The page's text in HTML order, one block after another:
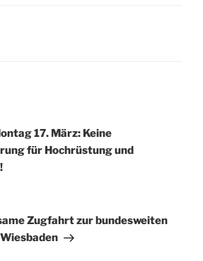
17. März: Keine
für Hochrüstung und
Zugfahrt zur bundesweiten